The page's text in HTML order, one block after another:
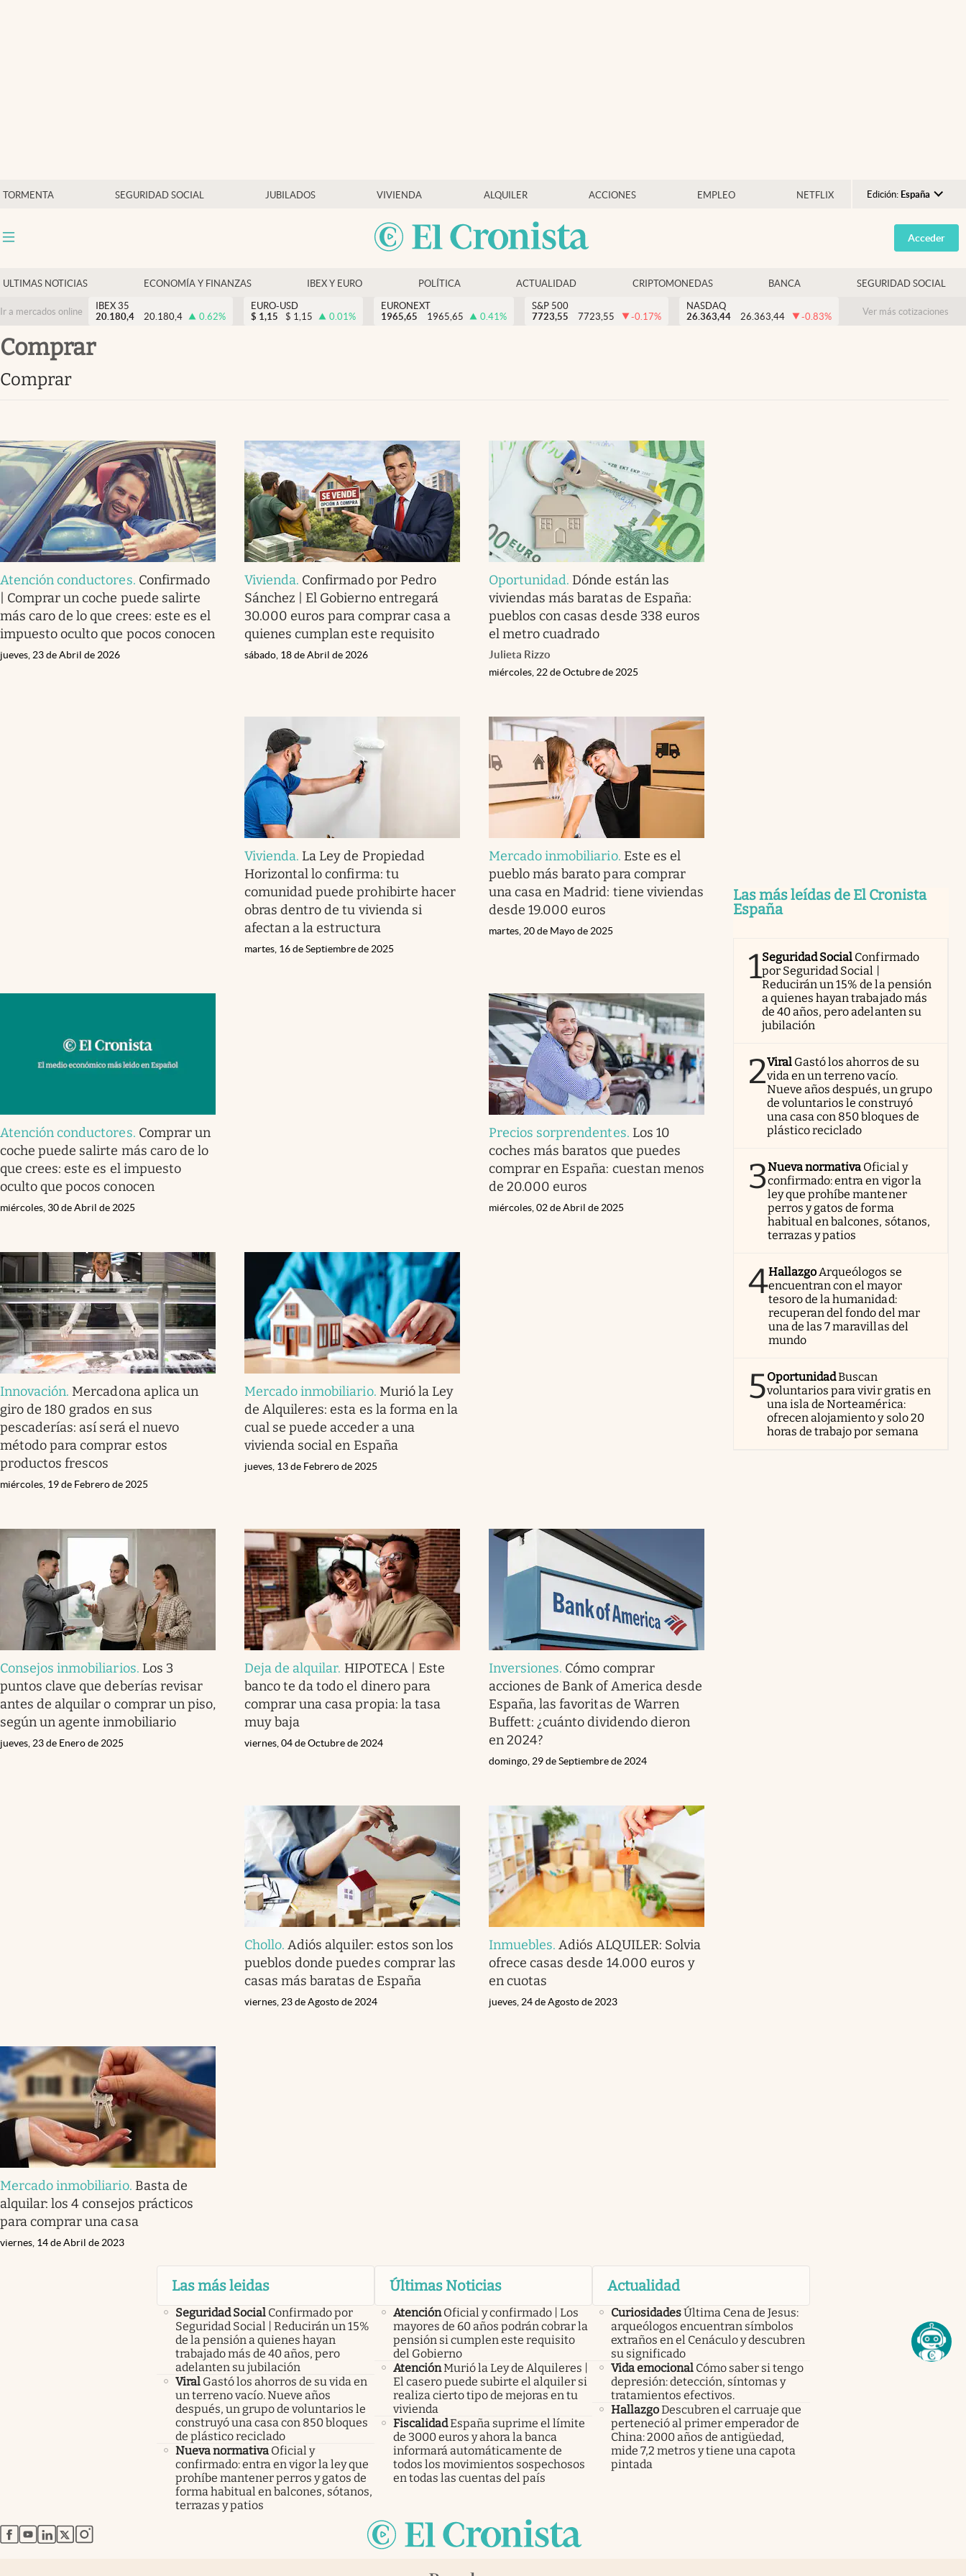
TORMENTA SEGURIDAD SOCIAL JUBILADOS VIVIENDA ALQUILER ACCIONES EMPLEO NETFLIX Edición: España
Argentina
España
USA
Colombia
Acceder
ULTIMAS NOTICIAS ECONOMÍA Y FINANZAS IBEX Y EURO POLÍTICA ACTUALIDAD CRIPTOMONEDAS BANCA SEGURIDAD SOCIAL
Ir a mercados online
IBEX 35
20.180,4
20.180,4 0.62%
EURO-USD
$ 1,15 $ 1,15 0.01%
EURONEXT
1965,65
1965,65 0.41%
S&P 500
7723,55
7723,55 -0.17%
NASDAQ
26.363,44
26.363,44 -0.83% Ver más cotizaciones
comprar
comprar
Atención conductores. Confirmado
| Comprar un coche puede salirte
más caro de lo que crees: este es el
impuesto oculto que pocos conocen
jueves, 23 de Abril de 2026
Vivienda. Confirmado por Pedro
Sánchez | El Gobierno entregará
30.000 euros para comprar casa a
quienes cumplan este requisito
sábado, 18 de Abril de 2026
Oportunidad. Dónde están las
viviendas más baratas de España:
pueblos con casas desde 338 euros
el metro cuadrado
Julieta Rizzo
miércoles, 22 de Octubre de 2025
Vivienda. La Ley de Propiedad
Horizontal lo confirma: tu
comunidad puede prohibirte hacer
obras dentro de tu vivienda si
afectan a la estructura
martes, 16 de Septiembre de 2025
Mercado inmobiliario. Este es el
pueblo más barato para comprar
una casa en Madrid: tiene viviendas
desde 19.000 euros
martes, 20 de Mayo de 2025
Atención conductores. Comprar un
coche puede salirte más caro de lo
que crees: este es el impuesto
oculto que pocos conocen
miércoles, 30 de Abril de 2025
Precios sorprendentes. Los 10
coches más baratos que puedes
comprar en España: cuestan menos
de 20.000 euros
miércoles, 02 de Abril de 2025
Innovación. Mercadona aplica un
giro de 180 grados en sus
pescaderías: así será el nuevo
método para comprar estos
productos frescos
miércoles, 19 de Febrero de 2025
Mercado inmobiliario. Murió la Ley
de Alquileres: esta es la forma en la
cual se puede acceder a una
vivienda social en España
jueves, 13 de Febrero de 2025
Consejos inmobiliarios. Los 3
puntos clave que deberías revisar
antes de alquilar o comprar un piso,
según un agente inmobiliario
jueves, 23 de Enero de 2025
Deja de alquilar. HIPOTECA | Este
banco te da todo el dinero para
comprar una casa propia: la tasa
muy baja
viernes, 04 de Octubre de 2024
Inversiones. Cómo comprar
acciones de Bank of America desde
España, las favoritas de Warren
Buffett: ¿cuánto dividendo dieron
en 2024?
domingo, 29 de Septiembre de 2024
Chollo.Adiós alquiler: estos son los
pueblos donde puedes comprar las
casas más baratas de España
viernes, 23 de Agosto de 2024
Inmuebles.Adiós ALQUILER: Solvia
ofrece casas desde 14.000 euros y
en cuotas
jueves, 24 de Agosto de 2023
Mercado inmobiliario. Basta de
alquilar: los 4 consejos prácticos
para comprar una casa
viernes, 14 de Abril de 2023
Las más leídas de El Cronista
España
1Seguridad Social Confirmado
por Seguridad Social |
Reducirán un 15% de la pensión
a quienes hayan trabajado más
de 40 años, pero adelanten su
jubilación
2Viral Gastó los ahorros de su
vida en un terreno vacío.
Nueve años después, un grupo
de voluntarios le construyó
una casa con 850 bloques de
plástico reciclado
3Nueva normativa Oficial y
confirmado: entra en vigor la
ley que prohíbe mantener
perros y gatos de forma
habitual en balcones, sótanos,
terrazas y patios
4Hallazgo Arqueólogos se
encuentran con el mayor
tesoro de la humanidad:
recuperan del fondo del mar
una de las 7 maravillas del
mundo
5OportunidadBuscan
voluntarios para vivir gratis en
una isla de Norteamérica:
ofrecen alojamiento y solo 20
horas de trabajo por semana
Las más leidas
Seguridad Social Confirmado por
Seguridad Social | Reducirán un 15%
de la pensión a quienes hayan
trabajado más de 40 años, pero
adelanten su jubilación
Viral Gastó los ahorros de su vida en
un terreno vacío. Nueve años
después, un grupo de voluntarios le
construyó una casa con 850 bloques
de plástico reciclado
Nueva normativa Oficial y
confirmado: entra en vigor la ley que
prohíbe mantener perros y gatos de
forma habitual en balcones, sótanos,
terrazas y patios
Últimas Noticias
Atención Oficial y confirmado | Los
mayores de 60 años podrán cobrar la
pensión si cumplen este requisito
del Gobierno
AtenciónMurió la Ley de Alquileres |
El casero puede subirte el alquiler si
realiza cierto tipo de mejoras en tu
vivienda
FiscalidadEspaña suprime el límite
de 3000 euros y ahora la banca
informará automáticamente de
todos los movimientos sospechosos
en todas las cuentas del país
Actualidad
CuriosidadesÚltima Cena de Jesus:
arqueólogos encuentran símbolos
extraños en el Cenáculo y descubren
su significado
Vida emocional Cómo saber si tengo
depresión: detección, síntomas y
tratamientos efectivos.
HallazgoDescubren el carruaje que
perteneció al primer emperador de
China: 2000 años de antigüedad,
mide 7,2 metros y tiene una capota
pintada
abre en nueva pestaña
abre en nueva pestaña
abre en nueva pestaña
abre en nueva pestaña
abre en nueva pestaña